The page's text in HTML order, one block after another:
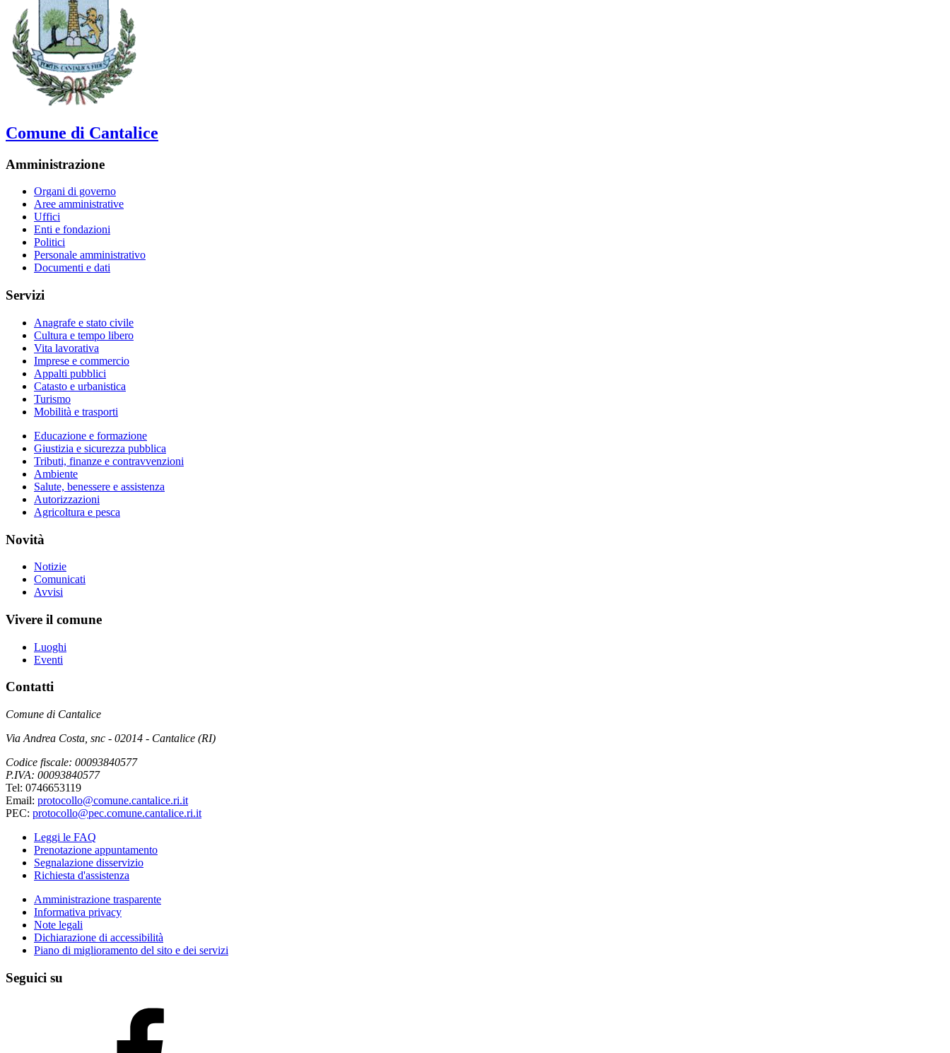
Comune di Cantalice
Amministrazione
Organi di governo
Aree amministrative
Uffici
Enti e fondazioni
Politici
Personale amministrativo
Documenti e dati
Servizi
Anagrafe e stato civile
Cultura e tempo libero
Vita lavorativa
Imprese e commercio
Appalti pubblici
Catasto e urbanistica
Turismo
Mobilità e trasporti
Educazione e formazione
Giustizia e sicurezza pubblica
Tributi, finanze e contravvenzioni
Ambiente
Salute, benessere e assistenza
Autorizzazioni
Agricoltura e pesca
Novità
Notizie
Comunicati
Avvisi
Vivere il comune
Luoghi
Eventi
Contatti
Comune di Cantalice
Via Andrea Costa, snc - 02014 - Cantalice (RI)
Codice fiscale: 00093840577
P.IVA: 00093840577
Tel: 0746653119
Email: protocollo@comune.cantalice.ri.it
PEC: protocollo@pec.comune.cantalice.ri.it
Leggi le FAQ
Prenotazione appuntamento
Segnalazione disservizio
Richiesta d'assistenza
Amministrazione trasparente
Informativa privacy
Note legali
Dichiarazione di accessibilità
Piano di miglioramento del sito e dei servizi
Seguici su